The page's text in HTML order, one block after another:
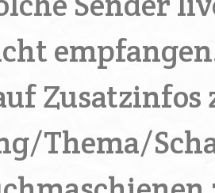
Zusatzinfos
Thema/